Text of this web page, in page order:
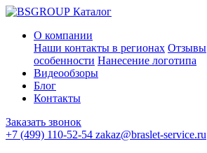
Каталог
О компании
Наши контакты в регионах Отзывы
особенности Нанесение логотипа
Видеообзоры
Блог
Контакты
Заказать звонок
+7 (499) 110-52-54 zakaz@braslet-service.ru